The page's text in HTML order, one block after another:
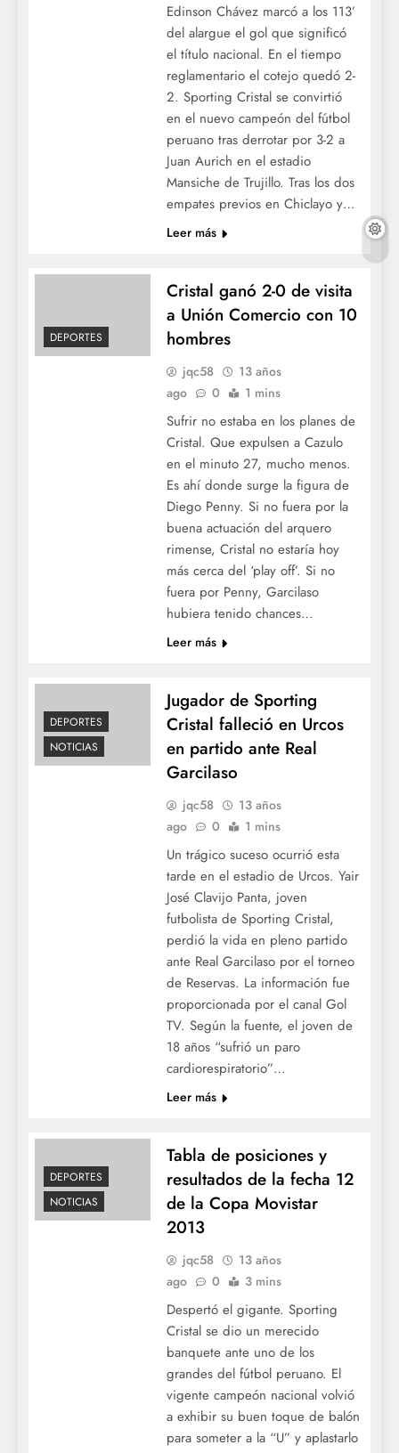
Edinson Chávez marcó a los 113’
del alargue el gol que significó
el título nacional. En el tiempo
reglamentario el cotejo quedó 2-
2. Sporting Cristal se convirtió
en el nuevo campeón del fútbol
peruano tras derrotar por 3-2 a
Juan Aurich en el estadio
Mansiche de Trujillo. Tras los dos
empates previos en Chiclayo y…
Leer más
DEPORTES
Cristal ganó 2-0 de visita
a Unión Comercio con 10
hombres
jqc58
13 años
ago
0 1 mins
Sufrir no estaba en los planes de
Cristal. Que expulsen a Cazulo
en el minuto 27, mucho menos.
Es ahí donde surge la figura de
Diego Penny. Si no fuera por la
buena actuación del arquero
rimense, Cristal no estaría hoy
más cerca del ‘play off’. Si no
fuera por Penny, Garcilaso
hubiera tenido chances…
Leer más
DEPORTES
NOTICIAS
Jugador de Sporting
Cristal falleció en Urcos
en partido ante Real
Garcilaso
jqc58
13 años
ago
0 1 mins
Un trágico suceso ocurrió esta
tarde en el estadio de Urcos. Yair
José Clavijo Panta, joven
futbolista de Sporting Cristal,
perdió la vida en pleno partido
ante Real Garcilaso por el torneo
de Reservas. La información fue
proporcionada por el canal Gol
TV. Según la fuente, el joven de
18 años “sufrió un paro
cardiorespiratorio”…
Leer más
DEPORTES
NOTICIAS
Tabla de posiciones y
resultados de la fecha 12
de la Copa Movistar
2013
jqc58
13 años
ago
0 3 mins
Despertó el gigante. Sporting
Cristal se dio un merecido
banquete ante uno de los
grandes del fútbol peruano. El
vigente campeón nacional volvió
a exhibir su buen toque de balón
para someter a la “U” y aplastarlo